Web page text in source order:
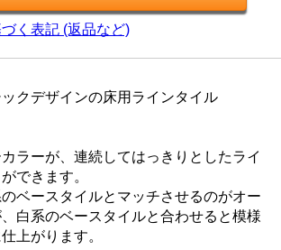
く表記 (返品など)
クデザインの床用ラインタイル
カラーが、連続してはっきりとしたライ
できます。
ベースタイルとマッチさせるのがオー
白系のベースタイルと合わせると模様
上がります。